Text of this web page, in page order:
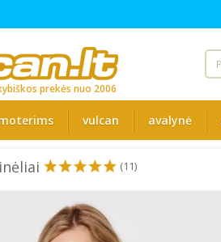
prekės nuo 2006
vulcan avalynė
(11)